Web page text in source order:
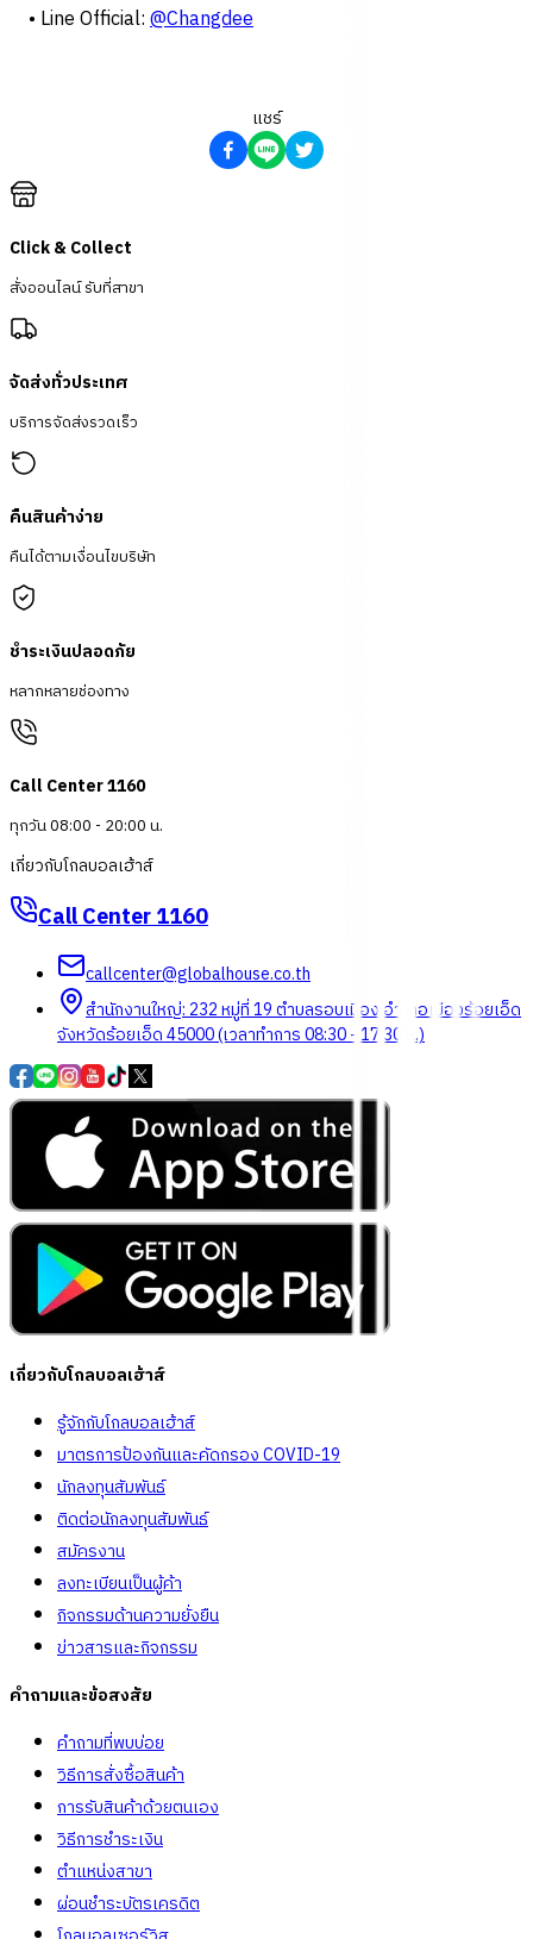
• Line Official:@Changdee
แชร์
Click & Collect
สั่งออนไลน์ รับที่สาขา
จัดส่งทั่วประเทศ
บริการจัดส่งรวดเร็ว
คืนสินค้าง่าย
คืนได้ตามเงื่อนไขบริษัท
ชำระเงินปลอดภัย
หลากหลายช่องทาง
Call Center 1160
ทุกวัน 08:00 - 20:00 น.
เกี่ยวกับโกลบอลเฮ้าส์
Call Center1160
callcenter@globalhouse.co.th
สำนักงานใหญ่: 232 หมู่ที่ 19 ตำบลรอบเมือง อำเภอเมืองร้อยเอ็ด
จังหวัดร้อยเอ็ด 45000 (เวลาทำการ 08:30 - 17:30 น.)
เกี่ยวกับโกลบอลเฮ้าส์
รู้จักกับโกลบอลเฮ้าส์
มาตรการป้องกันและคัดกรอง COVID-19
นักลงทุนสัมพันธ์
ติดต่อนักลงทุนสัมพันธ์
สมัครงาน
ลงทะเบียนเป็นผู้ค้า
กิจกรรมด้านความยั่งยืน
ข่าวสารและกิจกรรม
คำถามและข้อสงสัย
คำถามที่พบบ่อย
วิธีการสั่งซื้อสินค้า
การรับสินค้าด้วยตนเอง
วิธีการชำระเงิน
ตำแหน่งสาขา
ผ่อนชำระบัตรเครดิต